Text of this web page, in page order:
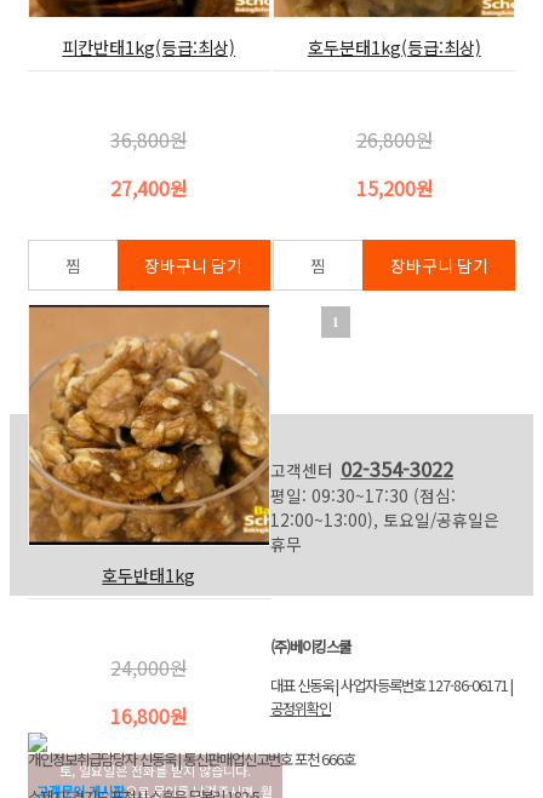
피칸반태1kg(등급:최상)
36,800원
27,400원
호두분태1kg(등급:최상)
26,800원
15,200원
호두반태1kg
24,000원
16,800원
1
토, 일요일은 전화를 받지 않습니다.
고객문의 게시판으로 문의를 남겨주시면, 월
고객센터 02-354-3022
평일: 09:30~17:30 (점심:
12:00~13:00), 토요일/공휴일은
휴무
(주)베이킹스쿨
대표 신동욱 | 사업자등록번호 127-86-06171 |
공정위확인
개인정보취급담당자 신동욱 | 통신판매업신고번호 포천 666호